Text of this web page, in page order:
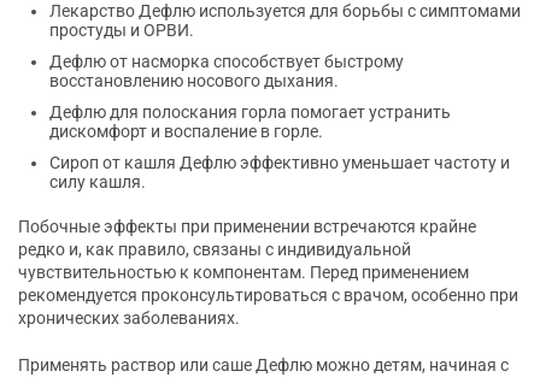
Лекарство Дефлю используется для борьбы с симптомами
простуды и ОРВИ.
Дефлю от насморка способствует быстрому
восстановлению носового дыхания.
Дефлю для полоскания горла помогает устранить
дискомфорт и воспаление в горле.
Сироп от кашля Дефлю эффективно уменьшает частоту и
силу кашля.
Побочные эффекты при применении встречаются крайне
редко и, как правило, связаны с индивидуальной
чувствительностью к компонентам. Перед применением
рекомендуется проконсультироваться с врачом, особенно при
хронических заболеваниях.
Применять раствор или саше Дефлю можно детям, начиная с